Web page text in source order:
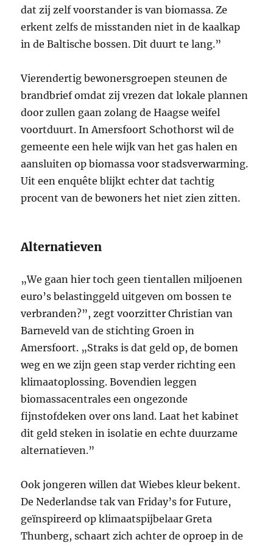
dat zij zelf voorstander is van biomassa. Ze
erkent zelfs de misstanden niet in de kaalkap
in de Baltische bossen. Dit duurt te lang.”
Vierendertig bewonersgroepen steunen de
brandbrief omdat zij vrezen dat lokale plannen
door zullen gaan zolang de Haagse weifel
voortduurt. In Amersfoort Schothorst wil de
gemeente een hele wijk van het gas halen en
aansluiten op biomassa voor stadsverwarming.
Uit een enquête blijkt echter dat tachtig
procent van de bewoners het niet zien zitten.
Alternatieven
„We gaan hier toch geen tientallen miljoenen
euro’s belastinggeld uitgeven om bossen te
verbranden?”, zegt voorzitter Christian van
Barneveld van de stichting Groen in
Amersfoort. „Straks is dat geld op, de bomen
weg en we zijn geen stap verder richting een
klimaatoplossing. Bovendien leggen
biomassacentrales een ongezonde
fijnstofdeken over ons land. Laat het kabinet
dit geld steken in isolatie en echte duurzame
alternatieven.”
Ook jongeren willen dat Wiebes kleur bekent.
De Nederlandse tak van Friday’s for Future,
geïnspireerd op klimaatspijbelaar Greta
Thunberg, schaart zich achter de oproep in de